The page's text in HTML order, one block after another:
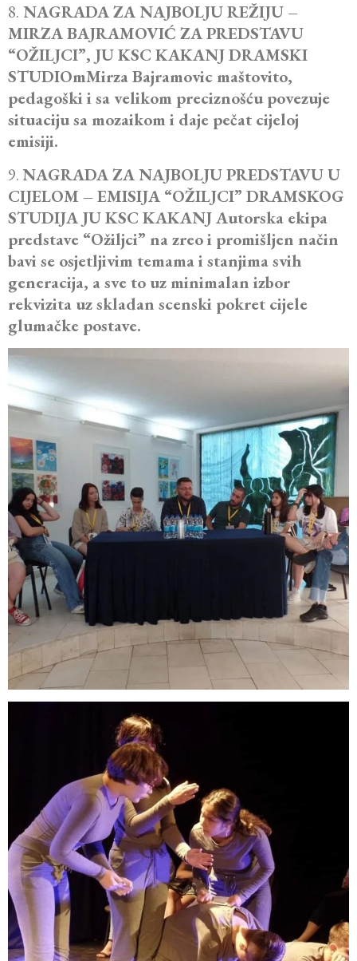
8. NAGRADA ZA NAJBOLJU REŽIJU –
MIRZA BAJRAMOVIĆ ZA PREDSTAVU
“OŽILJCI”, JU KSC KAKANJ DRAMSKI
STUDIOmMirza Bajramovic maštovito,
pedagoški i sa velikom preciznošću povezuje
situaciju sa mozaikom i daje pečat cijeloj
emisiji.
9.NAGRADA ZA NAJBOLJU PREDSTAVU U
CIJELOM – EMISIJA “OŽILJCI” DRAMSKOG
STUDIJA JU KSC KAKANJ Autorska ekipa
predstave “Ožiljci” na zreo i promišljen način
bavi se osjetljivim temama i stanjima svih
generacija, a sve to uz minimalan izbor
rekvizita uz skladan scenski pokret cijele
glumačke postave.